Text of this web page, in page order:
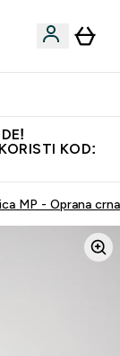
KOD:
MP - Oprana crna